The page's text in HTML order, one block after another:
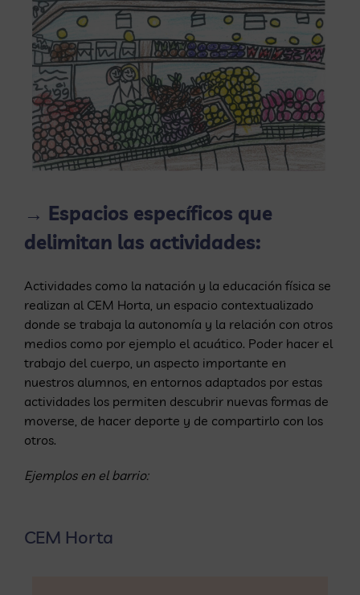
→ Espacios específicos que
delimitan las actividades:
Actividades como la natación y la educación física se
realizan al CEM Horta, un espacio contextualizado
donde se trabaja la autonomía y la relación con otros
medios como por ejemplo el acuático. Poder hacer el
trabajo del cuerpo, un aspecto importante en
nuestros alumnos, en entornos adaptados por estas
actividades los permiten descubrir nuevas formas de
moverse, de hacer deporte y de compartirlo con los
otros.
Ejemplos en el barrio:
CEM Horta